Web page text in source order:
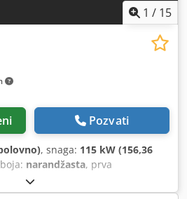
1 / 15
Pozvati
, snaga: 115 kW (156,36
narandžasta, prva
proizvodnje:
Modelska godina: 2012 Serijski